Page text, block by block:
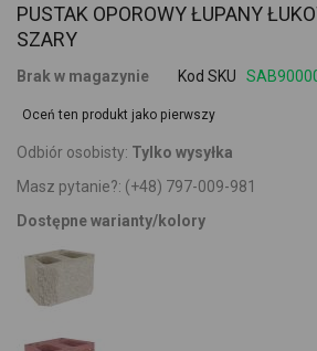
PUSTAK OPOROWY ŁUPANY
SZARY
Brak w magazynie Kod SKU
Oceń ten produkt jako pierwszy
Odbiór osobisty: Tylko wysyłka
Masz pytanie?: (+48) 797-009-981
Dostępne warianty/kolory